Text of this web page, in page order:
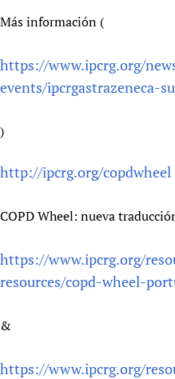
Más información (
https://www.ipcrg.org/
events/ipcrgastrazeneca-
)
http://ipcrg.org/copdwheel
COPD Wheel: nueva
https://www.ipcrg.org/
resources/copd-wheel-
&
https://www.ipcrg.org/